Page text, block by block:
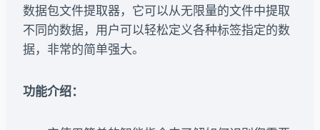
数据包文件提取器，它可以从无限量的文件中提取
不同的数据，用户可以轻松定义各种标签指定的数
据，非常的简单强大。
功能介绍：